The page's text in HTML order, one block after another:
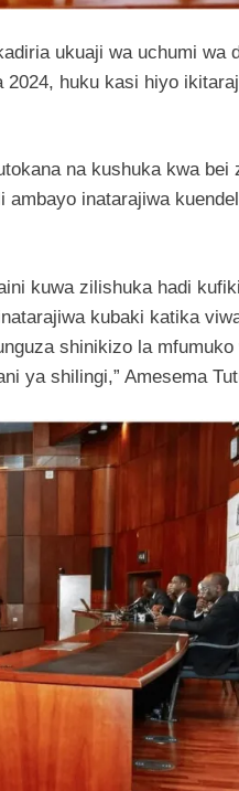
ukuaji wa uchumi wa
huku kasi hiyo
na kushuka kwa
inatarajiwa
kuwa zilishuka hadi
kubaki katika
shinikizo la
ya shilingi,” Amesema